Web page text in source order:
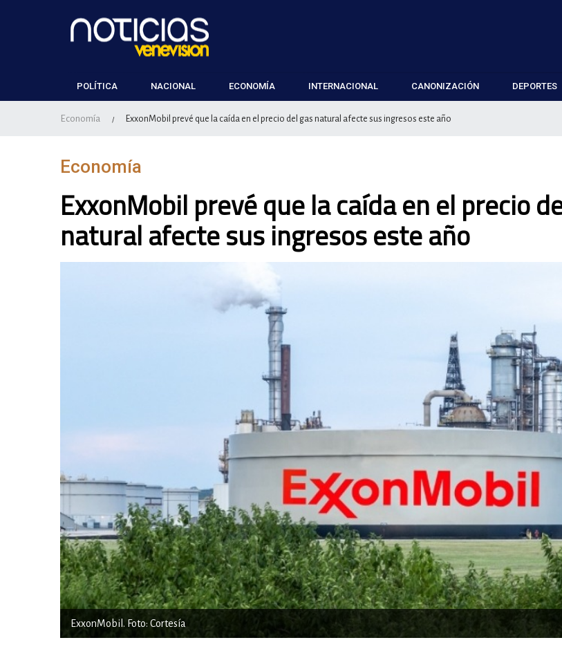
POLÍTICA NACIONAL ECONOMÍA INTERNACIONAL CANONIZACIÓN DEPORTES
Economía / ExxonMobil prevé que la caída en el precio del gas natural afecte sus ingresos este año
Economía
ExxonMobil prevé que la caída en el precio
natural afecte sus ingresos este año
ExxonMobil. Foto: Cortesía